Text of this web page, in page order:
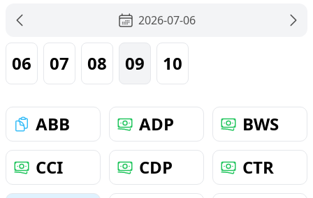
2026-07-06
06 07 08 09 10
ABB ADP
BWS
CCI
CDP
CTR